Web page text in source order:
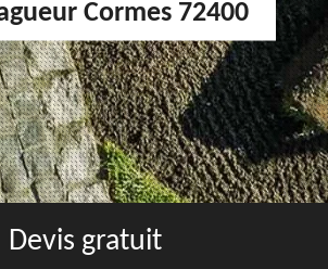
Cormes 72400
Devis gratuit